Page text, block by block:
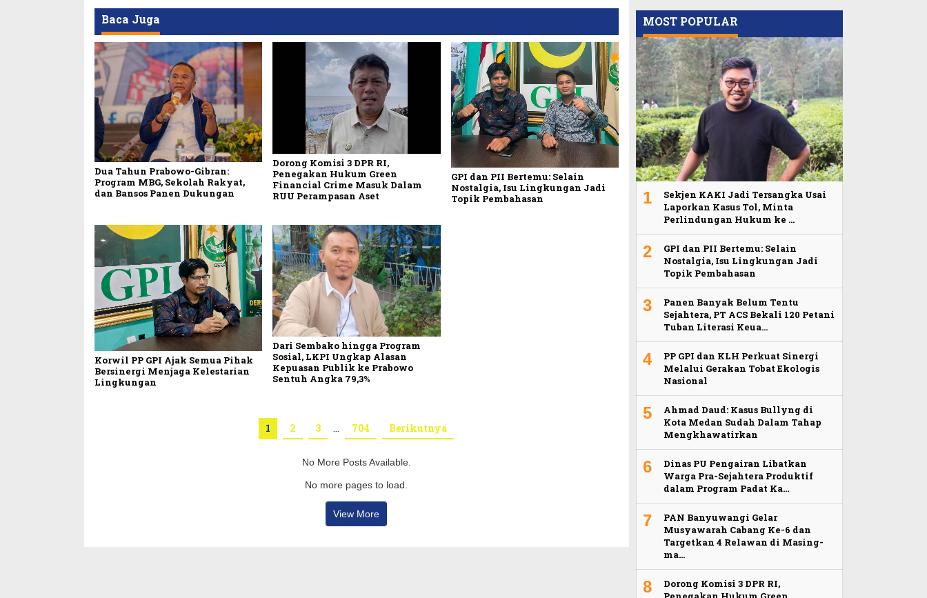
Baca Juga
Dua Tahun Prabowo-Gibran:
Program MBG, Sekolah Rakyat,
dan Bansos Panen Dukungan
Dorong Komisi 3 DPR RI,
Penegakan Hukum Green
Financial Crime Masuk Dalam
RUU Perampasan Aset
GPI dan PII Bertemu: Selain
Nostalgia, Isu Lingkungan Jadi
Topik Pembahasan
Korwil PP GPI Ajak Semua Pihak
Bersinergi Menjaga Kelestarian
Lingkungan
Dari Sembako hingga Program
Sosial, LKPI Ungkap Alasan
Kepuasan Publik ke Prabowo
Sentuh Angka 79,3%
1 2 3 … 704 Berikutnya
No More Posts Available.
No more pages to load.
View More
MOST POPULAR
1
Sekjen KAKI Jadi Tersangka Usai
Laporkan Kasus Tol, Minta
Perlindungan Hukum ke …
2
GPI dan PII Bertemu: Selain
Nostalgia, Isu Lingkungan Jadi
Topik Pembahasan
3
Panen Banyak Belum Tentu
Sejahtera, PT ACS Bekali 120 Petani
Tuban Literasi Keua…
4
PP GPI dan KLH Perkuat Sinergi
Melalui Gerakan Tobat Ekologis
Nasional
5
Ahmad Daud: Kasus Bullyng di
Kota Medan Sudah Dalam Tahap
Mengkhawatirkan
6
Dinas PU Pengairan Libatkan
Warga Pra-Sejahtera Produktif
dalam Program Padat Ka…
7
PAN Banyuwangi Gelar
Musyawarah Cabang Ke-6 dan
Targetkan 4 Relawan di Masing-
ma…
8
Dorong Komisi 3 DPR RI,